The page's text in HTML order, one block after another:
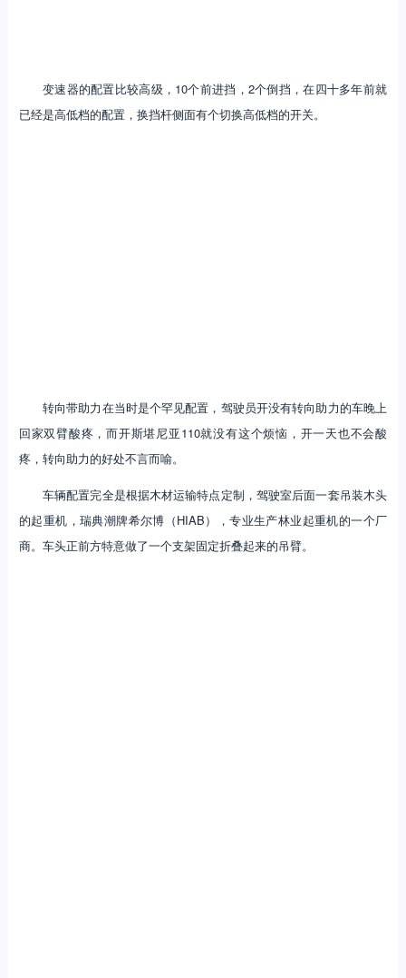
变速器的配置比较高级，10个前进挡，2个倒挡，在四十多年前就
已经是高低档的配置，换挡杆侧面有个切换高低档的开关。
转向带助力在当时是个罕见配置，驾驶员开没有转向助力的车晚上
回家双臂酸疼，而开斯堪尼亚110就没有这个烦恼，开一天也不会酸
疼，转向助力的好处不言而喻。
车辆配置完全是根据木材运输特点定制，驾驶室后面一套吊装木头
的起重机，瑞典潮牌希尔博（HIAB），专业生产林业起重机的一个厂
商。车头正前方特意做了一个支架固定折叠起来的吊臂。